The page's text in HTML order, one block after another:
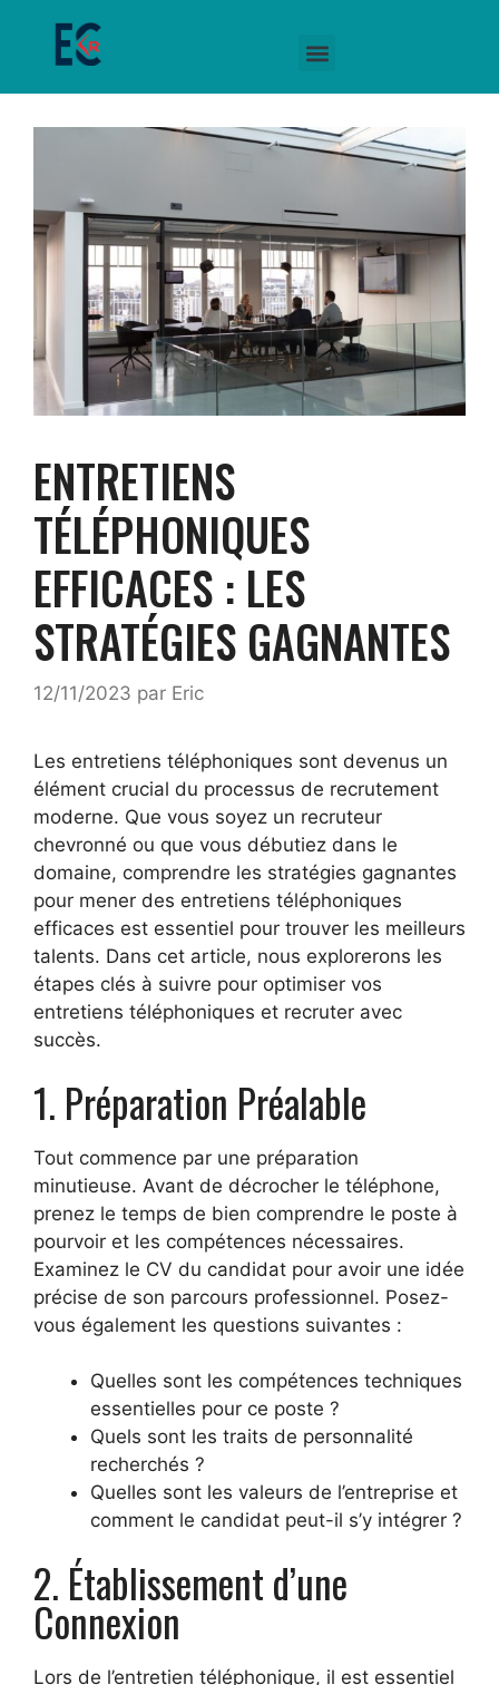
ENTRETIENS
TÉLÉPHONIQUES
EFFICACES : LES
STRATÉGIES GAGNANTES
12/11/2023 par Eric
Les entretiens téléphoniques sont devenus un
élément crucial du processus de recrutement
moderne. Que vous soyez un recruteur
chevronné ou que vous débutiez dans le
domaine, comprendre les stratégies gagnantes
pour mener des entretiens téléphoniques
efficaces est essentiel pour trouver les meilleurs
talents. Dans cet article, nous explorerons les
étapes clés à suivre pour optimiser vos
entretiens téléphoniques et recruter avec
succès.
1. Préparation Préalable
Tout commence par une préparation
minutieuse. Avant de décrocher le téléphone,
prenez le temps de bien comprendre le poste à
pourvoir et les compétences nécessaires.
Examinez le CV du candidat pour avoir une idée
précise de son parcours professionnel. Posez-
vous également les questions suivantes :
Quelles sont les compétences techniques
essentielles pour ce poste ?
Quels sont les traits de personnalité
recherchés ?
Quelles sont les valeurs de l’entreprise et
comment le candidat peut-il s’y intégrer ?
2. Établissement d’une
Connexion
Lors de l’entretien téléphonique, il est essentiel